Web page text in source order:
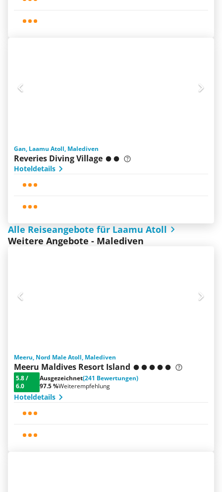
Gan, Laamu Atoll, Malediven
Reveries Diving Village
Hoteldetails
Alle Reiseangebote für Laamu Atoll
Weitere Angebote - Malediven
Meeru, Nord Male Atoll, Malediven
Meeru Maldives Resort Island
5.8/
6.0
Ausgezeichnet(241 Bewertungen)
97.5 %Weiterempfehlung
Hoteldetails